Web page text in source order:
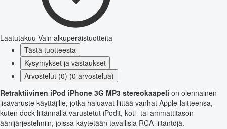
Laatutakuu Vain alkuperäistuotteita
Tästä tuotteesta
Kysymykset ja vastaukset
Arvostelut (0) (0 arvostelua)
Retraktiivinen iPod iPhone 3G MP3 stereokaapeli on olennainen
lisävaruste käyttäjille, jotka haluavat liittää vanhat Apple-laitteensa,
kuten dock-liitännällä varustetut iPodit, koti- tai ammattitason
äänijärjestelmiin, joissa käytetään tavallisia RCA-liitäntöjä.